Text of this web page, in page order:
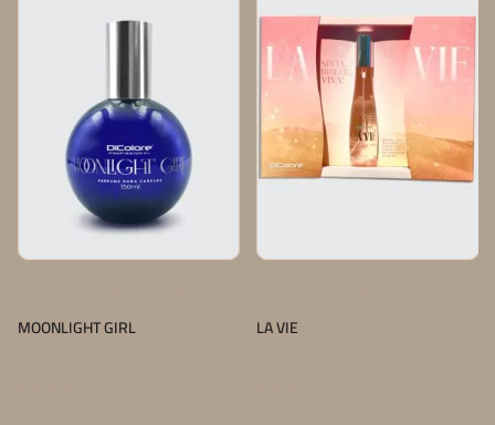
MOONLIGHT GIRL LA VIE